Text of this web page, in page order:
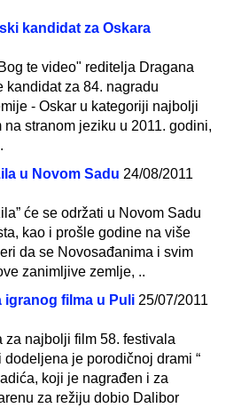
kandidat za Oskara
te video" reditelja Dragana
kandidat za 84. nagradu
- Oskar u kategoriji najbolji
stranom jeziku u 2011. godini,
u Novom Sadu 24/08/2011
će se održati u Novom Sadu
kao i prošle godine na više
da se Novosađanima i svim
zanimljive zemlje, ..
igranog filma u Puli 25/07/2011
za najbolji film 58. festivala
je porodičnoj drami “
koji je nagrađen i za
za režiju dobio Dalibor